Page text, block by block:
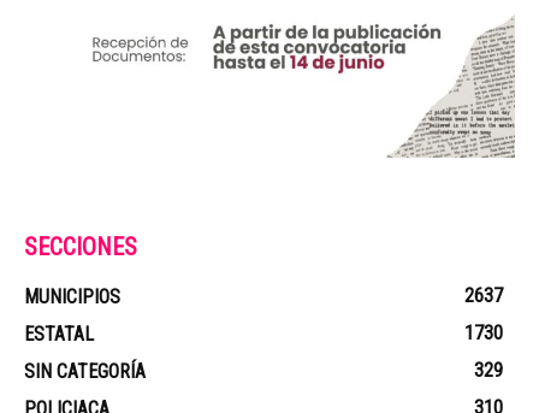
SECCIONES
MUNICIPIOS
2637
ESTATAL
1730
SIN CATEGORÍA
329
310